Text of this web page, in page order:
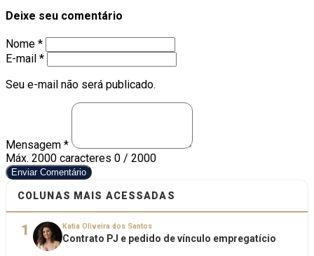
Deixe seu comentário
Nome *
E-mail *
Seu e-mail não será publicado.
Mensagem *
Máx. 2000 caracteres 0 / 2000
Enviar Comentário
COLUNAS MAIS ACESSADAS
1 Katia Oliveira dos Santos
Contrato PJ e pedido de vínculo empregatício